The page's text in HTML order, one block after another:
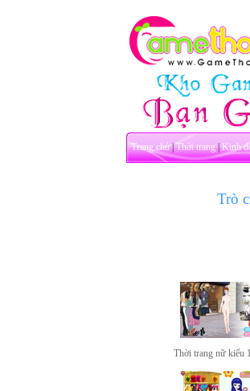
Trang chủ|Thời trang|Kinh
Trò
Thời trang nữ kiểu